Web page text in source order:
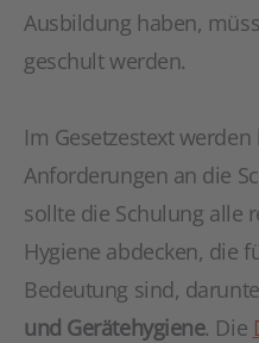
Ausbildung haben,
geschult werden.
Im Gesetzestext
Anforderungen an die
sollte die Schulung alle
Hygiene abdecken, die
Bedeutung sind,
und Gerätehygiene. Die